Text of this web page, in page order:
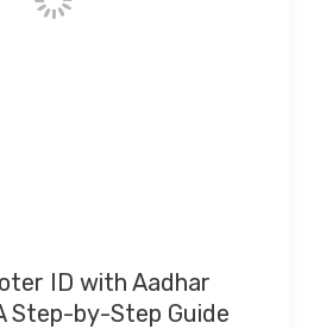
ID with Aadhar
Step-by-Step Guide